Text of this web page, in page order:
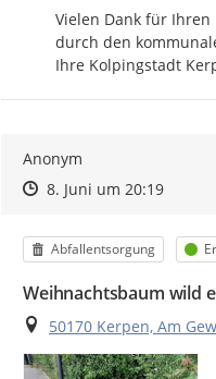
Vielen Dank für
durch den
Ihre Kolpingstadt
Anonym
Zeitpunkt des Erstellens
Zeitpunkt des Erstellens
8. Juni um 20:19Zur
Kategorie
Abfallentsorgung
Weihnachtsbaum wild
Ort
50170 Kerpen, Am